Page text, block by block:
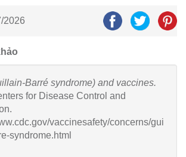
2026
Barré syndrome) and vaccines.
for Disease Control and
vaccinesafety/concerns/gui
syndrome.html